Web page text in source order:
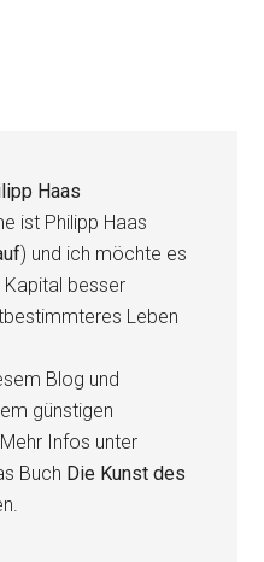
Haas
ist Philipp Haas
) und ich möchte es
besser
Leben
Blog und
günstigen
Infos unter
Buch Die Kunst des